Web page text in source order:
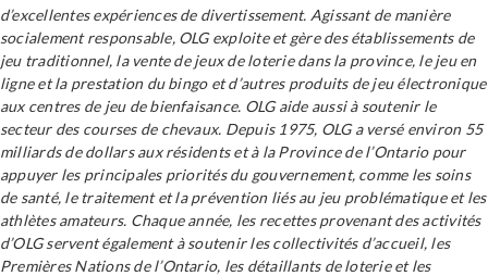
d’excellentes expériences de divertissement. Agissant de manière
socialement responsable, OLG exploite et gère des établissements de
jeu traditionnel, la vente de jeux de loterie dans la province, le jeu en
ligne et la prestation du bingo et d’autres produits de jeu électronique
aux centres de jeu de bienfaisance. OLG aide aussi à soutenir le
secteur des courses de chevaux. Depuis 1975, OLG a versé environ 55
milliards de dollars aux résidents et à la Province de l’Ontario pour
appuyer les principales priorités du gouvernement, comme les soins
de santé, le traitement et la prévention liés au jeu problématique et les
athlètes amateurs. Chaque année, les recettes provenant des activités
d’OLG servent également à soutenir les collectivités d’accueil, les
Premières Nations de l’Ontario, les détaillants de loterie et les